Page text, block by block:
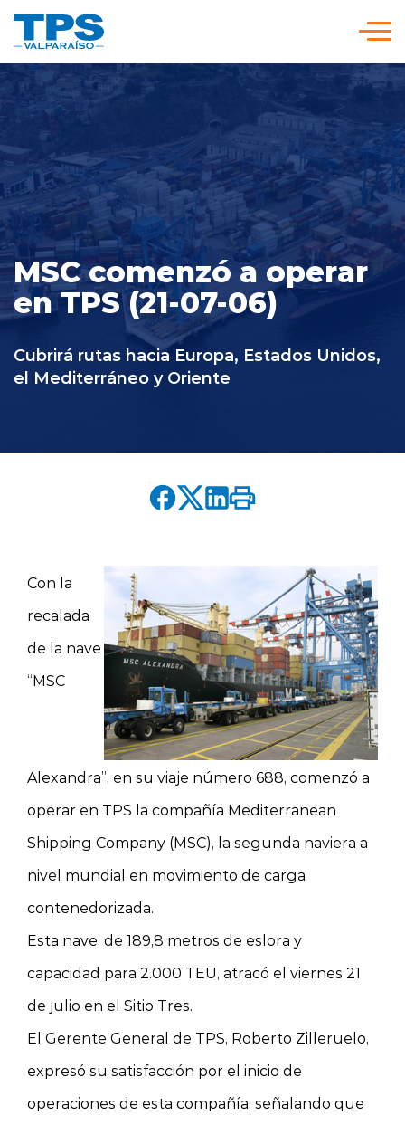
Somos TPS
Nuestra Visión Estratégica
Servicios y Tarifas
Políticas y Procedimientos
MSC comenzó a operar
en TPS (21-07-06)
Cubrirá rutas hacia Europa, Estados Unidos,
el Mediterráneo y Oriente
Con la
recalada
de la nave
“MSC
Alexandra”, en su viaje número 688, comenzó a
operar en TPS la compañía Mediterranean
Shipping Company (MSC), la segunda naviera a
nivel mundial en movimiento de carga
contenedorizada.
Esta nave, de 189,8 metros de eslora y
capacidad para 2.000 TEU, atracó el viernes 21
de julio en el Sitio Tres.
El Gerente General de TPS, Roberto Zilleruelo,
expresó su satisfacción por el inicio de
operaciones de esta compañía, señalando que